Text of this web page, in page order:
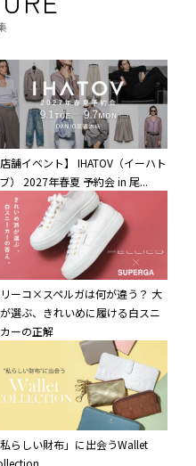
店舗イベント】 IHATOV（イーハト
） 2027年春夏 予約会 in 尾...
ーコ×スペルガは何が違う？ 大
選ぶ、きれいめに履ける白スニ
ーの正解
私らしい財布」に出会うWallet